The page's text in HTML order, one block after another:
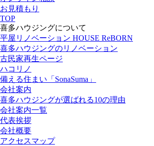
お見積もり
TOP
喜多ハウジングについて
平屋リノベーション HOUSE ReBORN
喜多ハウジングのリノベーション
古民家再生ページ
ハコリノ
備える住まい「SonaSuma」
会社案内
喜多ハウジングが選ばれる10の理由
会社案内一覧
代表挨拶
会社概要
アクセスマップ